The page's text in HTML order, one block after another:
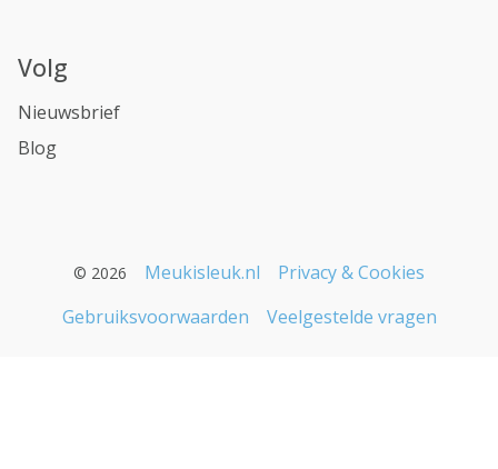
Volg
Nieuwsbrief
Blog
© 2026 Meukisleuk.nl
Privacy & Cookies
Gebruiksvoorwaarden
Veelgestelde vragen